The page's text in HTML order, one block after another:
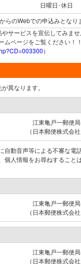
日曜日･休日
のWebでの申込みとなり
サービスを宣伝してみませ
ページをご覧ください！！
）
異なります。
江東亀戸一郵便局
（日本郵便株式会社
動音声等による不審な電
人情報をお尋ねすること
江東亀戸一郵便局
（日本郵便株式会社
江東亀戸一郵便局
（日本郵便株式会社